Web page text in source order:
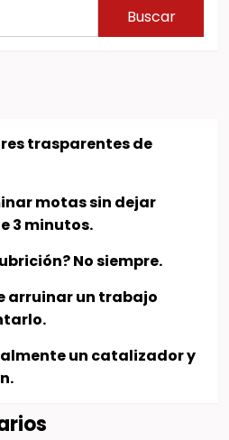
Buscar
trasparentes de
motas sin dejar
3 minutos.
No siempre.
arruinar un trabajo
un catalizador y